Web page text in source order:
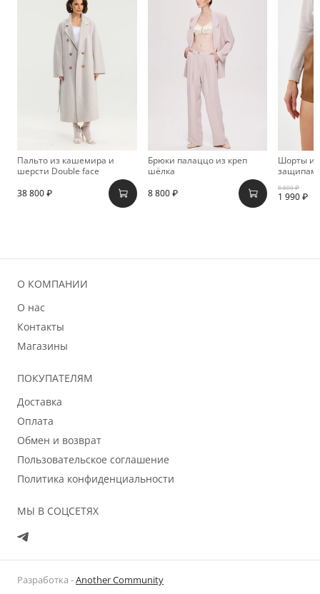
Пальто из кашемира и
шерсти Double face
38 800 ₽
Брюки палаццо из креп
шёлка
8 800 ₽
Шорты из
8 800 ₽
1 990 ₽
О КОМПАНИИ
О нас
Контакты
Магазины
ПОКУПАТЕЛЯМ
Доставка
Оплата
Обмен и возврат
Пользовательское соглашение
Политика конфиденциальности
МЫ В СОЦСЕТЯХ
Разработка -Another Community